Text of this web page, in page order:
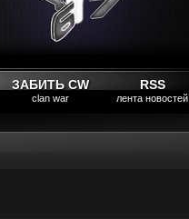
ЗАБИТЬ CW
clan war
RSS
лента новостей